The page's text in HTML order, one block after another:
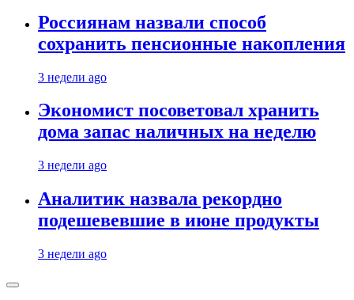
Россиянам назвали способ
сохранить пенсионные накопления
3 недели ago
Экономист посоветовал хранить
дома запас наличных на неделю
3 недели ago
Аналитик назвала рекордно
подешевевшие в июне продукты
3 недели ago